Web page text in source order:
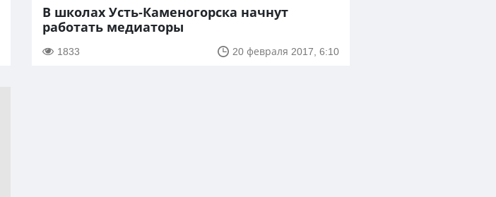
В школах Усть-Каменогорска начнут
работать медиаторы
1833 20 февраля 2017, 6:10